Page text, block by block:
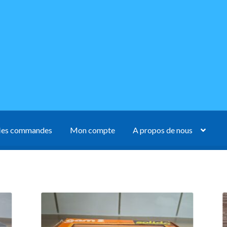
commandes Mon compte A propos de nous